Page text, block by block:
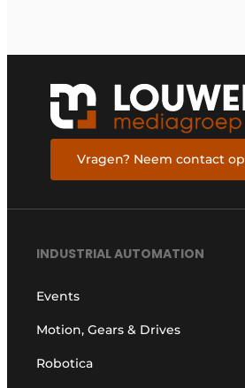
Vragen? Neem contact op
INDUSTRIAL AUTOMATION
Events
Motion, Gears & Drives
Robotica